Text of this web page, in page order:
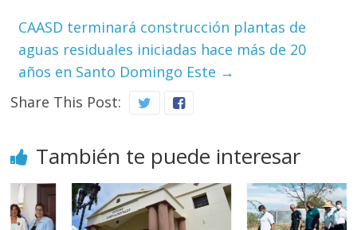
CAASD terminará construcción plantas de
aguas residuales iniciadas hace más de 20
años en Santo Domingo Este →
Share This Post:
También te puede interesar